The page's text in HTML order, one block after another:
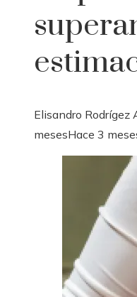
Elisandro Rodrígez
mesesHace 3